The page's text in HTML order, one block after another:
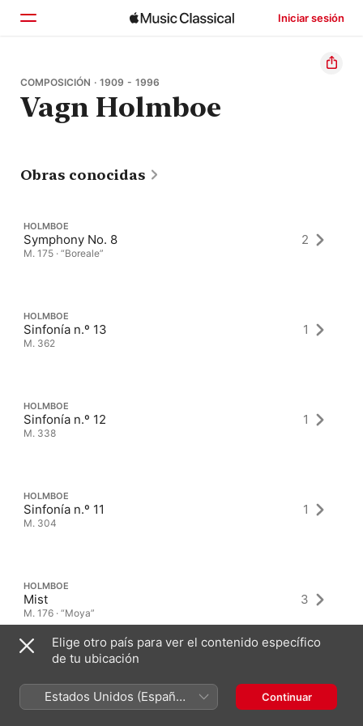
Iniciar sesión
Inicio
Explorar
COMPOSICIÓN · 1909 - 1996
Vagn Holmboe
Obras conocidas
HOLMBOE
Symphony No. 8
M. 175 · “Boreale”
2
HOLMBOE
Sinfonía n.º 13
M. 362
1
HOLMBOE
Sinfonía n.º 12
M. 338
1
HOLMBOE
Sinfonía n.º 11
M. 304
1
HOLMBOE
Mist
M. 176 · “Moya”
3
Elige otro país para ver el contenido específico
de tu ubicación
Estados Unidos (Español
México)
Continuar